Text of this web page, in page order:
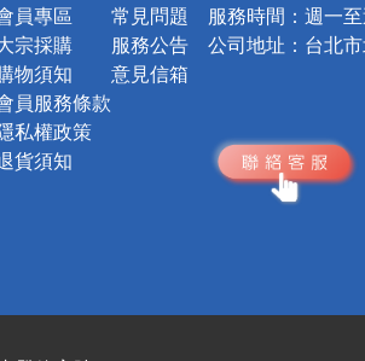
員專區
宗採購
物須知
員服務條款
私權政策
貨須知
常見問題
服務公告
意見信箱
服務時間： 週一
公司地址： 台北